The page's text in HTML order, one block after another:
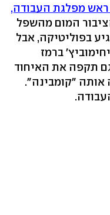
מפלגת העבודה,
המום מהשפל
בפוליטיקה, אבל
ברמז
תקפה את האיחוד
אותה "קומבינה".